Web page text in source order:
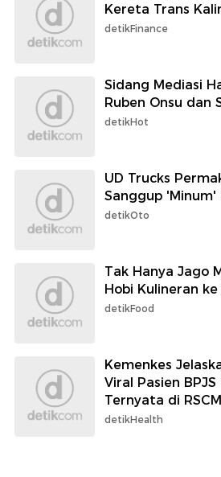
Kereta Trans
detikFinance
Sidang Mediasi
Ruben Onsu dan
detikHot
UD Trucks
Sanggup 'Minum'
detikOto
Tak Hanya Jago
Hobi Kulineran
detikFood
Kemenkes
Viral Pasien
Ternyata di RSCM
detikHealth